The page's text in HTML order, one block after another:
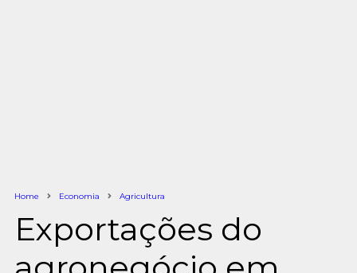
Home Economia Agricultura
Exportações do